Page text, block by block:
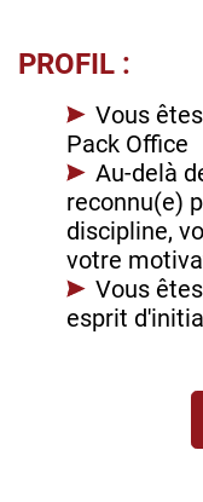
PROFIL :
Vous
Pack Office
Au-delà
reconnu(e)
discipline,
votre
Vous
esprit